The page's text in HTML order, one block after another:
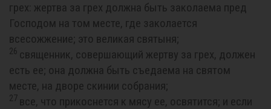
грех: жертва за грех должна быть заколаема пред
Господом на том месте, где заколается
всесожжение; это великая святыня;
26 священник, совершающий жертву за грех, должен
есть ее; она должна быть съедаема на святом
месте, на дворе скинии собрания;
27 все, что прикоснется к мясу ее, освятится; и если